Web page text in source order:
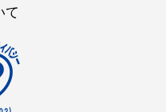
て